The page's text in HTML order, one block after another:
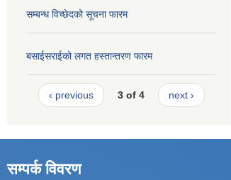
सम्बन्ध विच्छेदको सूचना फारम
बसाईसराईको लगत हस्तान्तरण फारम
‹ previous 3 of 4 next ›
सम्पर्क विवरण